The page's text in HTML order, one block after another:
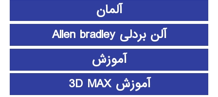
آلمان
آلن بردلی Allen bradley
آموزش
آموزش 3D MAX